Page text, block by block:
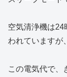
空気清浄機は24
われていますが
この電気代で、